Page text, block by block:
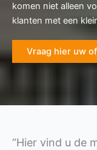
komen niet alleen
klanten met een
Vraag hier uw
“Hier vind u de